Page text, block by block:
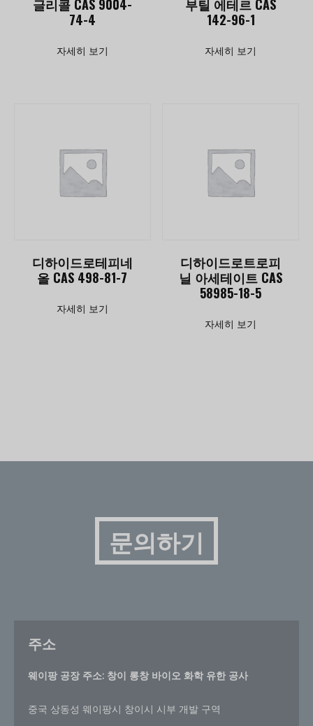
글리콜 CAS 9004-
74-4
자세히 보기
부틸 에테르 CAS
142-96-1
자세히 보기
디하이드로테피네
올 CAS 498-81-7
자세히 보기
디하이드로트로피
닐 아세테이트 CAS
58985-18-5
자세히 보기
문의하기
주소
웨이팡 공장 주소: 창이 롱창 바이오 화학 유한 공사
중국 상동성 웨이팡시 창이시 시부 개발 구역